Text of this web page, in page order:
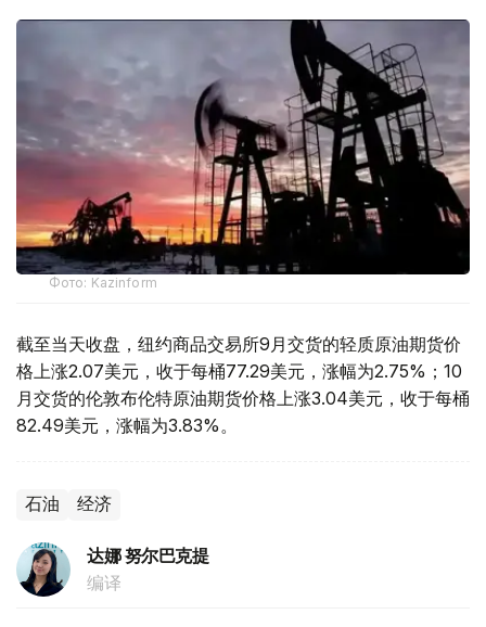
Фото: Kazinform
截至当天收盘，纽约商品交易所9月交货的轻质原油期货价
格上涨2.07美元，收于每桶77.29美元，涨幅为2.75%；10
月交货的伦敦布伦特原油期货价格上涨3.04美元，收于每桶
82.49美元，涨幅为3.83%。
石油 经济
达娜 努尔巴克提
编译